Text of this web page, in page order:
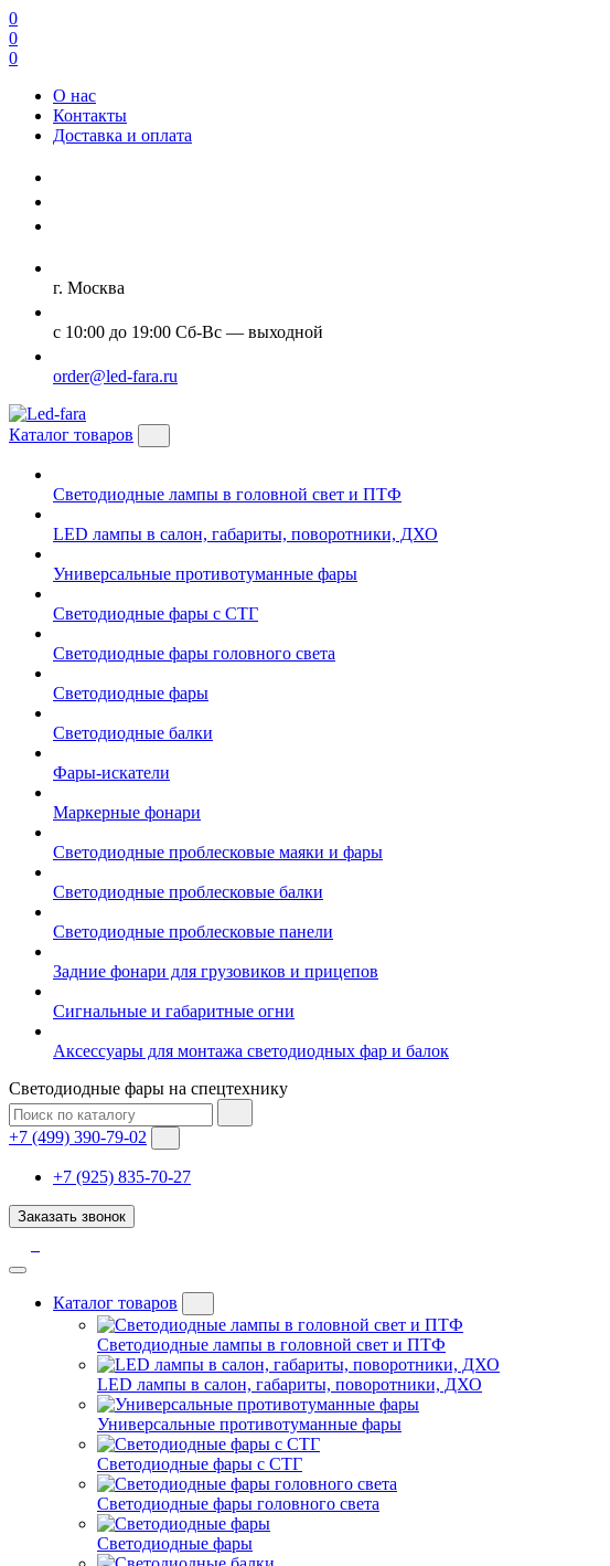
0
0
0
О нас
Контакты
Доставка и оплата
г. Москва
с 10:00 до 19:00 Сб-Вс — выходной
order@led-fara.ru
Каталог товаров
Светодиодные лампы в головной свет и ПТФ
LED лампы в салон, габариты, поворотники, ДХО
Универсальные противотуманные фары
Светодиодные фары с СТГ
Светодиодные фары головного света
Светодиодные фары
Светодиодные балки
Фары-искатели
Маркерные фонари
Светодиодные проблесковые маяки и фары
Светодиодные проблесковые балки
Светодиодные проблесковые панели
Задние фонари для грузовиков и прицепов
Сигнальные и габаритные огни
Аксессуары для монтажа светодиодных фар и балок
Светодиодные фары на спецтехнику
+7 (499) 390-79-02
+7 (925) 835-70-27
Заказать звонок
Каталог товаров
Светодиодные лампы в головной свет и ПТФ
LED лампы в салон, габариты, поворотники, ДХО
Универсальные противотуманные фары
Светодиодные фары с СТГ
Светодиодные фары головного света
Светодиодные фары